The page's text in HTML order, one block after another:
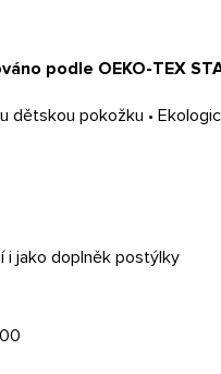
podle OEKO-TEX
pokožku •
i jako doplněk postýlky